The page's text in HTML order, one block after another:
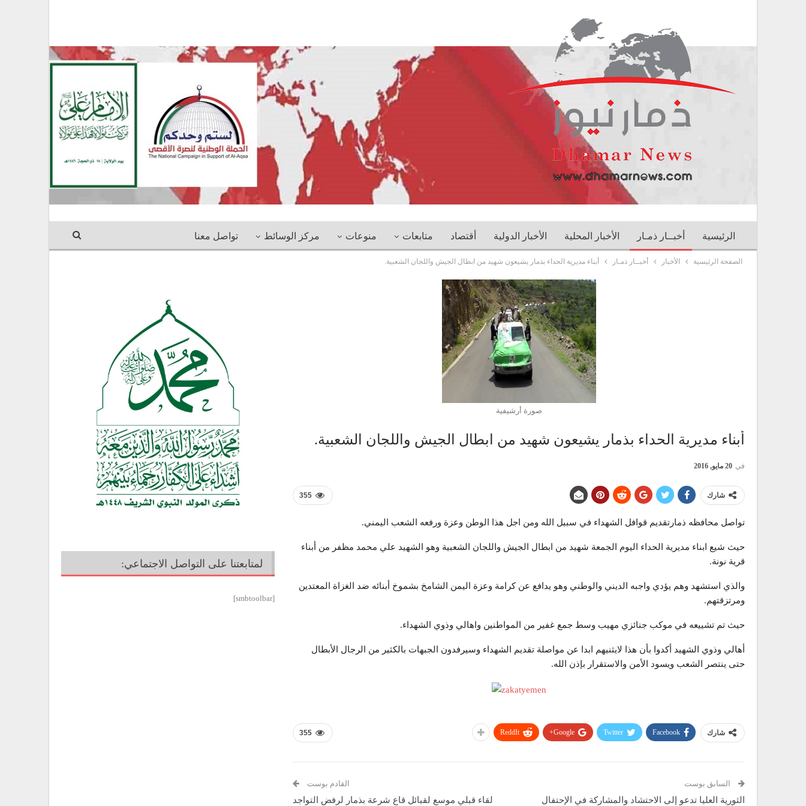
الرئيسية أخبــار ذمـار الأخبار المحلية الأخبار الدولية أقتصاد متابعات منوعات مركز الوسائط تواصل معنا
الصفحة الرئيسية الأخبار أخبــار ذمـار أبناء مديرية الحداء بذمار يشيعون شهيد من ابطال الجيش واللجان الشعبية.
صورة أرشيفية
أبناء مديرية الحداء بذمار يشيعون شهيد من ابطال الجيش واللجان الشعبية.
في 20 مايو, 2016
355 شارك
تواصل محافظه ذمارتقديم قوافل الشهداء في سبيل الله ومن اجل هذا الوطن وعزة ورفعه الشعب اليمني.
حيث شيع ابناء مديرية الحداء اليوم الجمعة شهيد من ابطال الجيش واللجان الشعبية وهو الشهيد علي محمد مظفر من أبناء
قرية نونة.
والذي استشهد وهم يؤدي واجبه الديني والوطني وهو يدافع عن كرامة وعزة اليمن الشامخ بشموخ أبنائه ضد الغزاة المعتدين
ومرتزقتهم.
حيث تم تشييعه في موكب جنائزي مهيب وسط جمع غفير من المواطنين واهالي وذوي الشهداء.
أهالي وذوي الشهيد أكدوا بأن هذا لايثنيهم ابدا عن مواصلة تقديم الشهداء وسيرفدون الجبهات بالكثير من الرجال الأبطال
حتى ينتصر الشعب ويسود الأمن والاستقرار بإذن الله.
355 شارك Facebook
Twitter
Google+
ReddIt
السابق بوست
الثورية العليا تدعو إلى الاحتشاد والمشاركة في الإحتفال
القادم بوست
لقاء قبلي موسع لقبائل قاع شرعة بذمار لرفض التواجد
لمتابعتنا على التواصل الاجتماعي:
[smbtoolbar]